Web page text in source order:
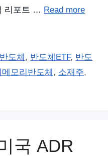
리포트 … Read more
도체 , 반도체ETF, 반도
메모리반도체 , 소재주,
국 ADR